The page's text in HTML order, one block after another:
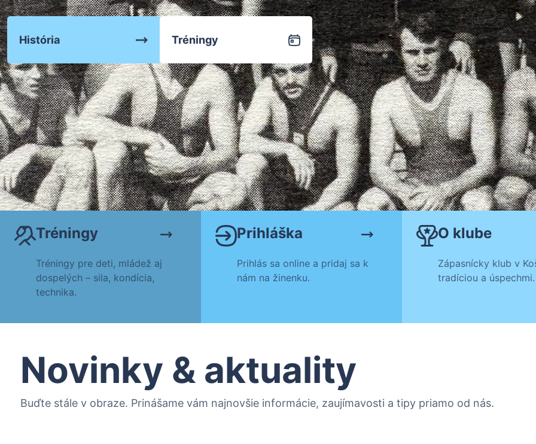
Zápasenie Tréningy
História Tréningy
Tréningy
Tréningy pre deti, mládež aj
dospelých – sila, kondícia,
technika.
Prihláška
Prihlás sa online a pridaj sa k
nám na žinenku.
O klube
Zápasnícky klub v
tradíciou a úspechmi.
Novinky & aktuality
Buďte stále v obraze. Prinášame vám najnovšie informácie, zaujímavosti a tipy priamo od nás.